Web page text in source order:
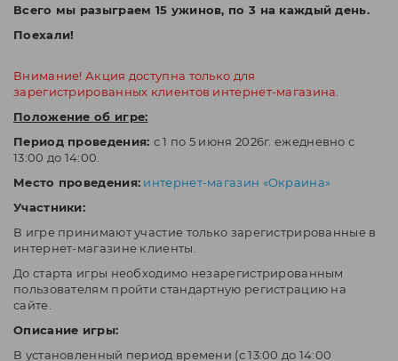
Всего мы разыграем 15 ужинов, по 3 на каждый день.
Поехали!
Внимание! Акция доступна только для
зарегистрированных клиентов интернет-магазина.
Положение об игре:
Период проведения: с 1 по 5 июня 2026г. ежедневно с
13:00 до 14:00.
Место проведения: интернет-магазин «Окраина»
Участники:
В игре принимают участие только зарегистрированные в
интернет-магазине клиенты.
До старта игры необходимо незарегистрированным
пользователям пройти стандартную регистрацию на
сайте.
Описание игры:
В установленный период времени (с 13:00 до 14:00